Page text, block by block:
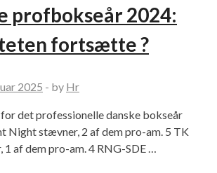
profbokseår 2024:
fortsætte ?
2025 - by Hr
det professionelle danske bokseår
Night stævner, 2 af dem pro-am. 5 TK
af dem pro-am. 4 RNG-SDE …